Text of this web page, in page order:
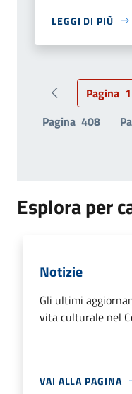
LEGGI DI PIÙ
PaginaPagina 1
Pagina 408
Esplora per
Notizie
Gli ultimi
vita culturale nel
VAI ALLA PAGINA